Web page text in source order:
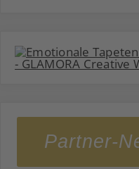
Partner-